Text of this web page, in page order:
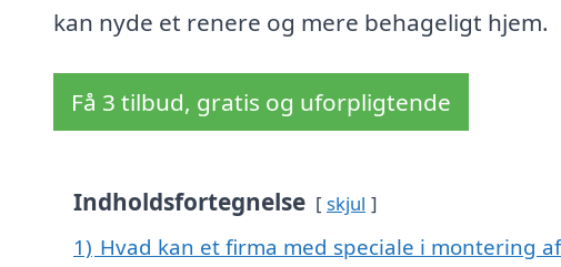
kan nyde et renere og mere behageligt hjem.
Få 3 tilbud, gratis og uforpligtende
Indholdsfortegnelse skjul
1) Hvad kan et firma med speciale i montering